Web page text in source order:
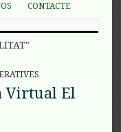
CONTACTE
Virtual El